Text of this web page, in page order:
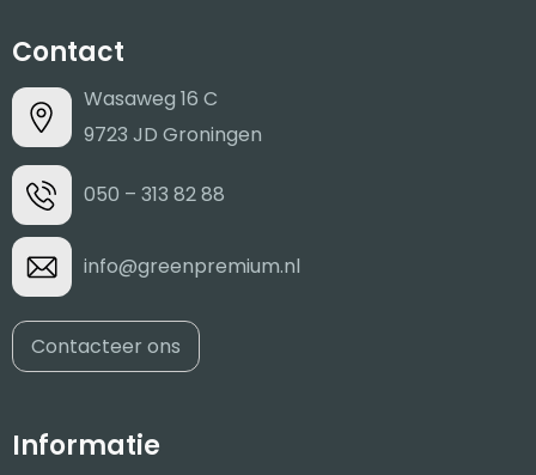
Contact
Wasaweg 16 C
9723 JD Groningen
050 – 313 82 88
info@greenpremium.nl
Contacteer ons
Informatie